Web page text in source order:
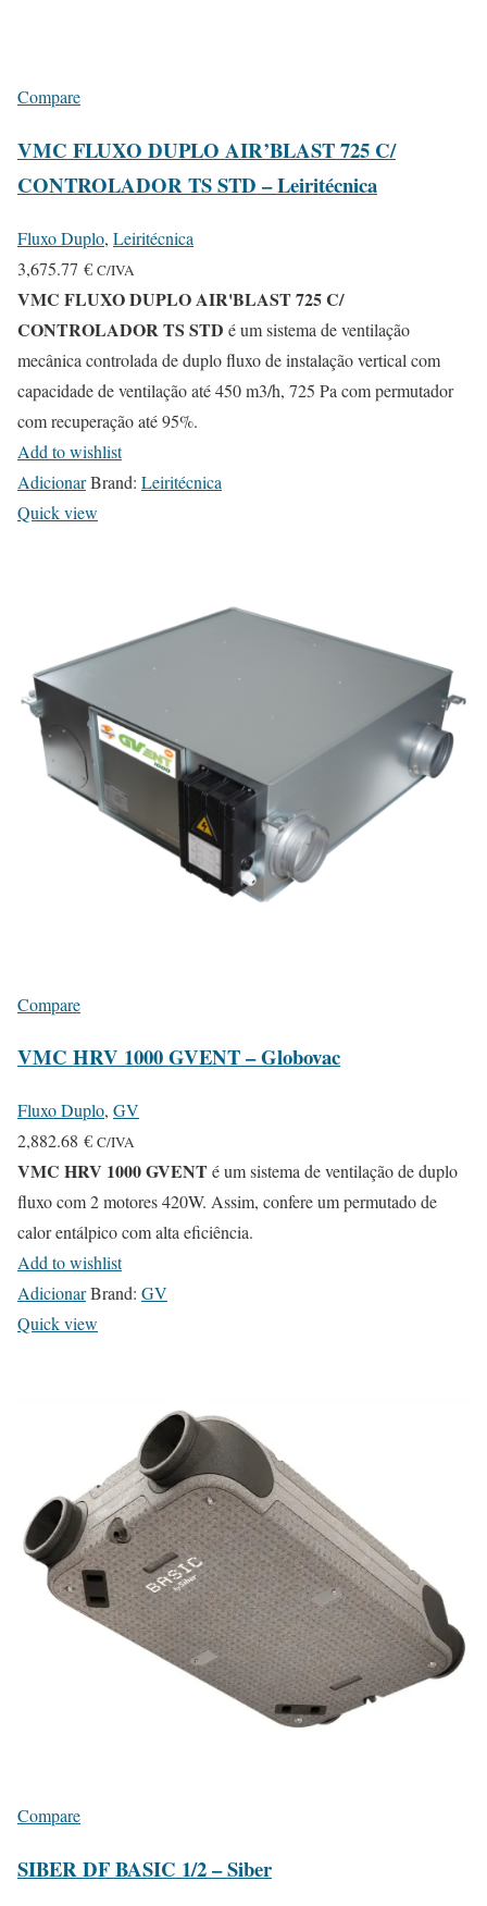
Compare
VMC FLUXO DUPLO AIR’BLAST 725 C/
CONTROLADOR TS STD – Leiritécnica
Fluxo Duplo, Leiritécnica
3,675.77 € C/IVA
VMC FLUXO DUPLO AIR'BLAST 725 C/
CONTROLADOR TS STD é um sistema de ventilação
mecânica controlada de duplo fluxo de instalação vertical com
capacidade de ventilação até 450 m3/h, 725 Pa com permutador
com recuperação até 95%.
Add to wishlist
AdicionarBrand: Leiritécnica
Quick view
Compare
VMC HRV 1000 GVENT – Globovac
Fluxo Duplo, GV
2,882.68 € C/IVA
VMC HRV 1000 GVENTé um sistema de ventilação de duplo
fluxo com 2 motores 420W. Assim, confere um permutado de
calor entálpico com alta eficiência.
Add to wishlist
AdicionarBrand: GV
Quick view
Compare
SIBER DF BASIC 1/2 – Siber